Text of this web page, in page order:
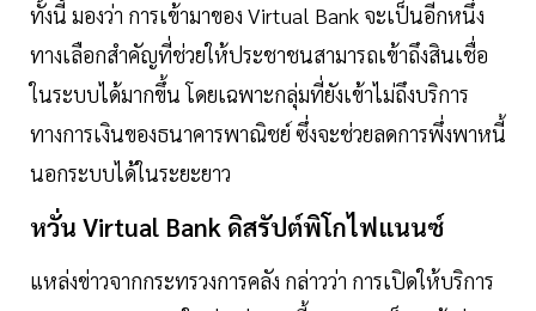
ทั้งนี้ มองว่า การเข้ามาของ Virtual Bank จะเป็นอีกหนึ่ง
ทางเลือกสำคัญที่ช่วยให้ประชาชนสามารถเข้าถึงสินเชื่อ
ในระบบได้มากขึ้น โดยเฉพาะกลุ่มที่ยังเข้าไม่ถึงบริการ
ทางการเงินของธนาคารพาณิชย์ ซึ่งจะช่วยลดการพึ่งพาหนี้
นอกระบบได้ในระยะยาว
หวั่น Virtual Bank ดิสรัปต์พิโกไฟแนนซ์
แหล่งข่าวจากกระทรวงการคลัง กล่าวว่า การเปิดให้บริการ